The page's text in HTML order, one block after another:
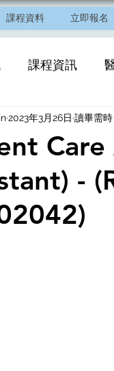
課程資料 立即報名
課程資訊
Care
-
2023年3月26日 讀畢需